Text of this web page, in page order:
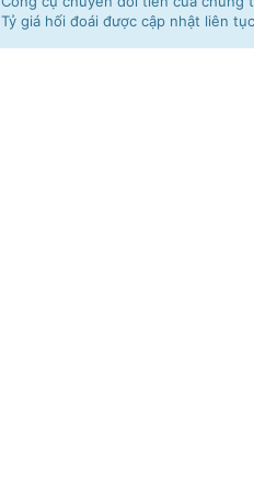
Tỷ giá hối đoái được cập nhật liên